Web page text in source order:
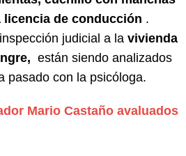
de conducción .
judicial a la vivienda
están siendo analizados
pasado con la psicóloga.
Mario Castaño avaluados